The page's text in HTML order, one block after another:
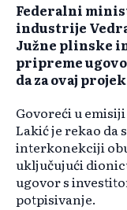
Federalni
industrije
Južne plinske
pripreme
da za ovaj
Govoreći u
Lakić je rekao da
interkonekciji
uključujući
ugovor s
potpisivanje.